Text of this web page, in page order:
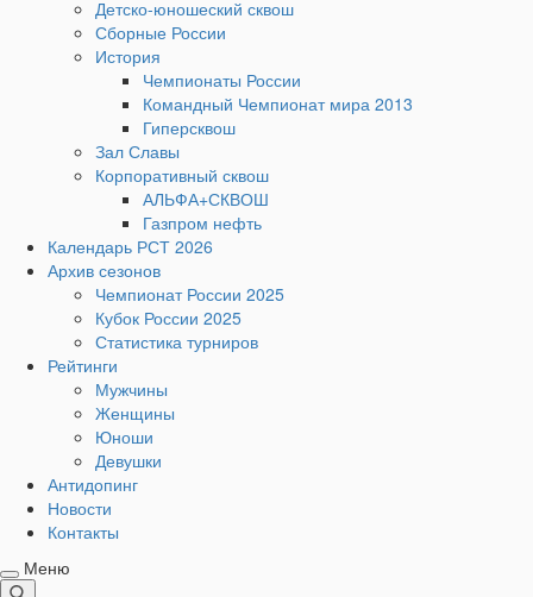
Детско-юношеский сквош
Сборные России
История
Чемпионаты России
Командный Чемпионат мира 2013
Гиперсквош
Зал Славы
Корпоративный сквош
АЛЬФА+СКВОШ
Газпром нефть
Календарь РСТ 2026
Архив сезонов
Чемпионат России 2025
Кубок России 2025
Статистика турниров
Рейтинги
Мужчины
Женщины
Юноши
Девушки
Антидопинг
Новости
Контакты
Меню